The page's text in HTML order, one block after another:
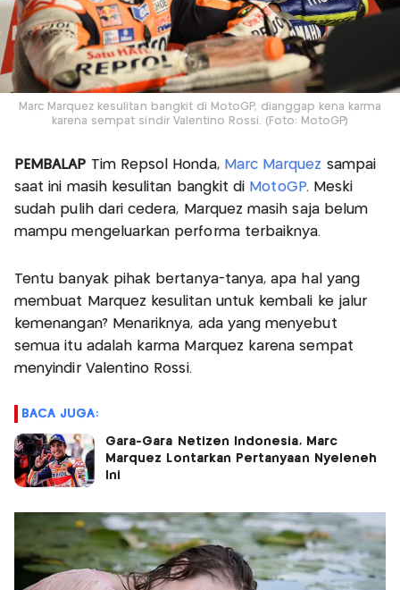
Marc Marquez kesulitan bangkit di MotoGP, dianggap kena karma
karena sempat sindir Valentino Rossi. (Foto: MotoGP)
PEMBALAP Tim Repsol Honda, Marc Marquez sampai
saat ini masih kesulitan bangkit di MotoGP. Meski
sudah pulih dari cedera, Marquez masih saja belum
mampu mengeluarkan performa terbaiknya.
Tentu banyak pihak bertanya-tanya, apa hal yang
membuat Marquez kesulitan untuk kembali ke jalur
kemenangan? Menariknya, ada yang menyebut
semua itu adalah karma Marquez karena sempat
menyindir Valentino Rossi.
BACA JUGA:
Gara-Gara Netizen Indonesia, Marc
Marquez Lontarkan Pertanyaan Nyeleneh
Ini